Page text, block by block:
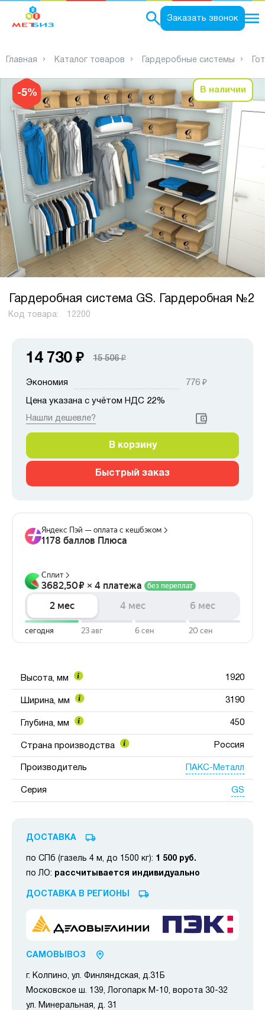
Заказать звонок
Главная Каталог товаров Гардеробные системы
-5% В наличии
Гардеробная система GS. Гардеробная №2
Код товара: 12200
14 730 ₽ 15 506₽
Экономия 776 ₽
Цена указана с учётом НДС 22%
Нашли дешевле?
В корзину
Быстрый заказ
Высота, мм 1920
Ширина, мм 3190
Глубина, мм 450
Страна производства Россия
Производитель ПАКС-Металл
Серия GS
ДОСТАВКА
по СПб (газель 4 м, до 1500 кг): 1 500 руб.
по ЛО: рассчитывается индивидуально
ДОСТАВКА В РЕГИОНЫ
САМОВЫВОЗ
г. Колпино, ул. Финляндская, д.31Б
Московское ш. 139, Логопарк М-10, ворота 30-32
ул. Минеральная, д. 31